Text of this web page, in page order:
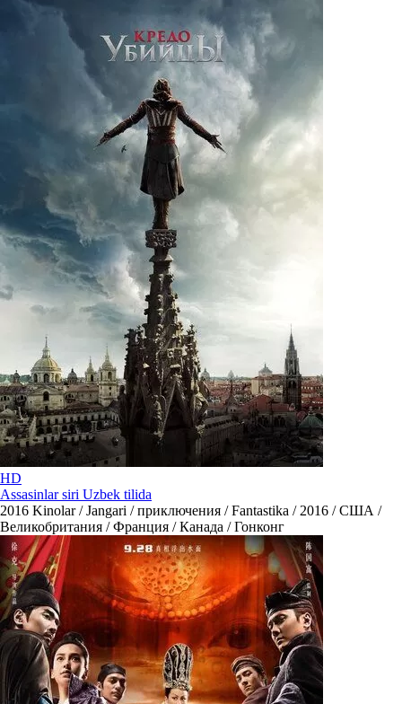
HD
Assasinlar siri Uzbek tilida
2016 Kinolar / Jangari / приключения / Fantastika / 2016 / США /
Великобритания / Франция / Канада / Гонконг